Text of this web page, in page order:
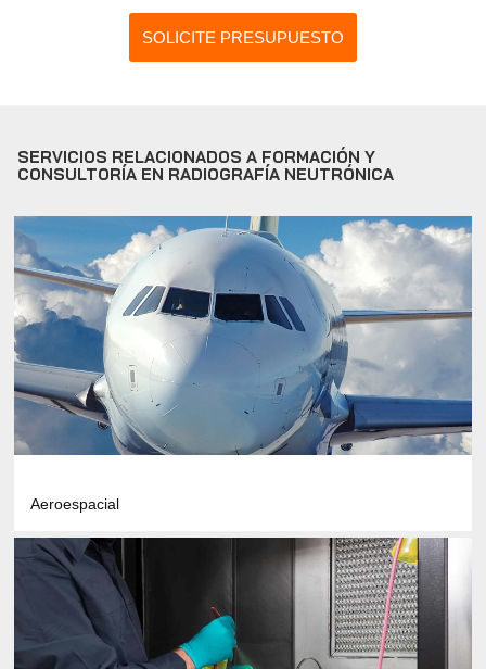
SOLICITE PRESUPUESTO
SERVICIOS RELACIONADOS A FORMACIÓN Y
CONSULTORÍA EN RADIOGRAFÍA NEUTRÓNICA
Aeroespacial